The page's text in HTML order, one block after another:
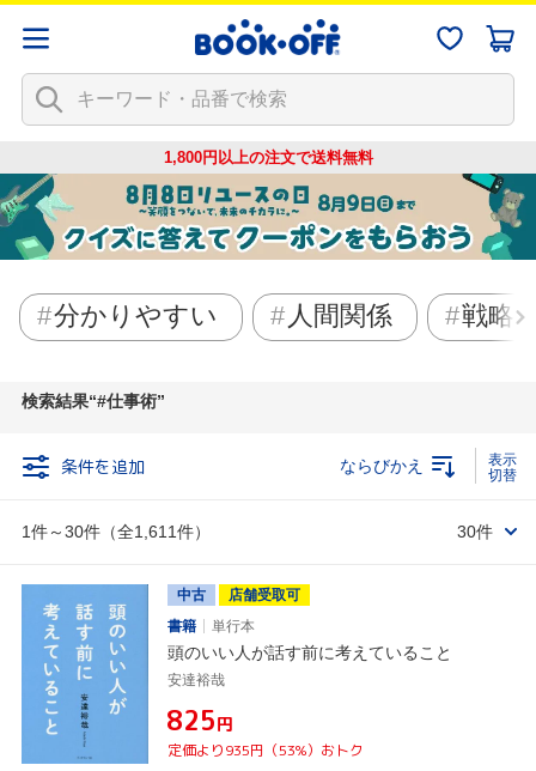
1,800円以上の注文で送料無料
分かりやすい 人間関係 戦略
検索結果 #仕事術
条件を追加
1件～30件（全1,611件）
ならびかえ
30件
中古
店舗受取可
書籍
単行本
頭のいい人が話す前に考えていること
安達裕哉
¥825円
定価より935円（53%）おトク